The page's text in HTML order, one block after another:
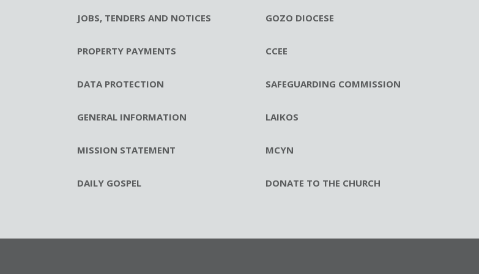
JOBS, TENDERS AND NOTICES
PROPERTY PAYMENTS
DATA PROTECTION
GENERAL INFORMATION
MISSION STATEMENT
DAILY GOSPEL
GOZO DIOCESE
CCEE
SAFEGUARDING COMMISSION
LAIKOS
MCYN
DONATE TO THE CHURCH